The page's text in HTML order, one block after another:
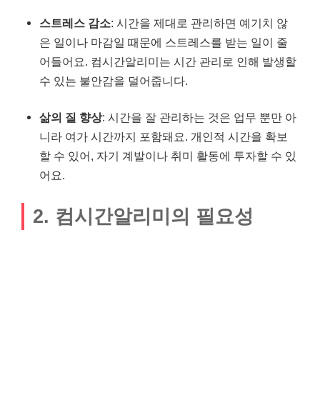
스트레스 감소: 시간을 제대로 관리하면 예기치 않
은 일이나 마감일 때문에 스트레스를 받는 일이 줄
어들어요. 컴시간알리미는 시간 관리로 인해 발생할
수 있는 불안감을 덜어줍니다.
삶의 질 향상: 시간을 잘 관리하는 것은 업무 뿐만 아
니라 여가 시간까지 포함돼요. 개인적 시간을 확보
할 수 있어, 자기 계발이나 취미 활동에 투자할 수 있
어요.
2. 컴시간알리미의 필요성